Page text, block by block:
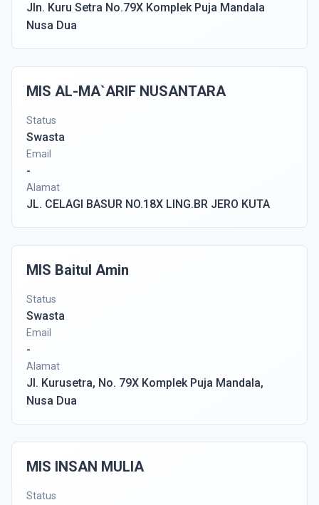
Jln. Kuru Setra No.79X Komplek Puja Mandala
Nusa Dua
MIS AL-MA`ARIF NUSANTARA
Status
Swasta
Email
-
Alamat
JL. CELAGI BASUR NO.18X LING.BR JERO KUTA
MIS Baitul Amin
Status
Swasta
Email
-
Alamat
Jl. Kurusetra, No. 79X Komplek Puja Mandala,
Nusa Dua
MIS INSAN MULIA
Status